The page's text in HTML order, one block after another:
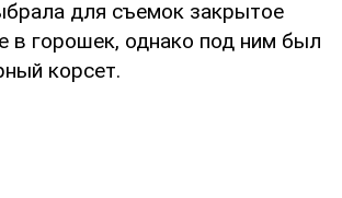
для съемок закрытое
в горошек, однако под ним был
корсет.